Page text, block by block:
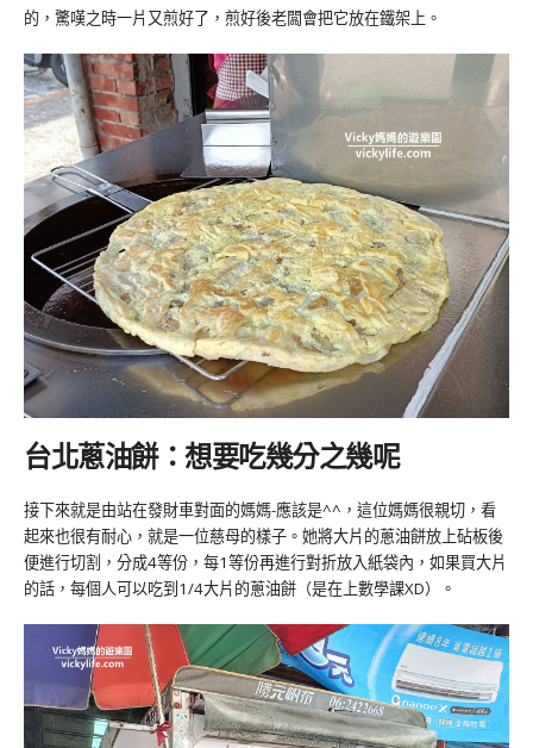
的，驚嘆之時一片又煎好了，煎好後老闆會把它放在鐵架上。
台北蔥油餅：想要吃幾分之幾呢
接下來就是由站在發財車對面的媽媽-應該是^^，這位媽媽很親切，看
起來也很有耐心，就是一位慈母的樣子。她將大片的蔥油餅放上砧板後
便進行切割，分成4等份，每1等份再進行對折放入紙袋內，如果買大片
的話，每個人可以吃到1/4大片的蔥油餅（是在上數學課XD）。